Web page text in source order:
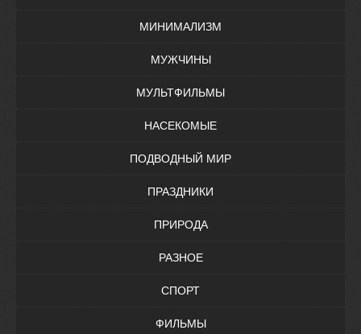
МИНИМАЛИЗМ
МУЖЧИНЫ
МУЛЬТФИЛЬМЫ
НАСЕКОМЫЕ
ПОДВОДНЫЙ МИР
ПРАЗДНИКИ
ПРИРОДА
РАЗНОЕ
СПОРТ
ФИЛЬМЫ